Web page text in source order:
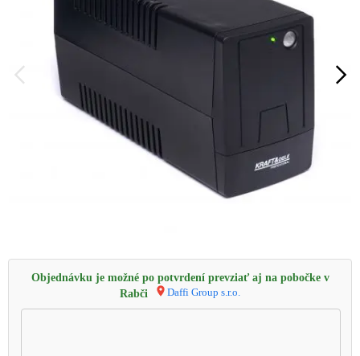
Objednávku je možné po potvrdení prevziať aj na pobočke v
Rabči
Daffi Group s.r.o.